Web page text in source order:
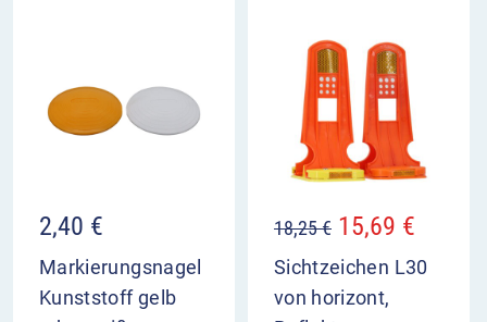
2,40 €
Markierungsnagel
Kunststoff gelb
18,25€ 15,69 €
Sichtzeichen L30
von horizont,